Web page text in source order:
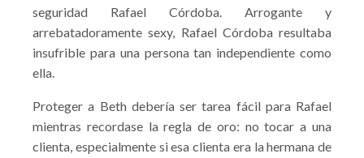
seguridad Rafael Córdoba. Arrogante y
arrebatadoramente sexy, Rafael Córdoba resultaba
insufrible para una persona tan independiente como
ella.
Proteger a Beth debería ser tarea fácil para Rafael
mientras recordase la regla de oro: no tocar a una
clienta, especialmente si esa clienta era la hermana de